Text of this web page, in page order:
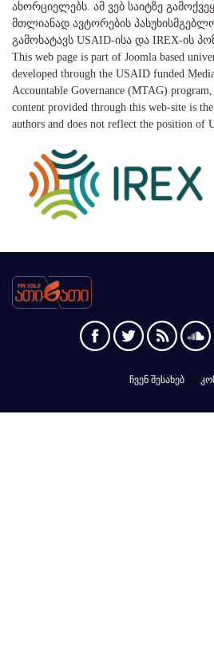
ახორციელებს. ამ ვებ საიტზე
მთლიანად ავტორების
გამოხატავს USAID-ისა და IREX-ის
This web page is part of Joomla based
developed through the USAID funded
Accountable Governance (MTAG)
content provided through this web-site is
authors and does not reflect the position of
ჩვენ შესახებ